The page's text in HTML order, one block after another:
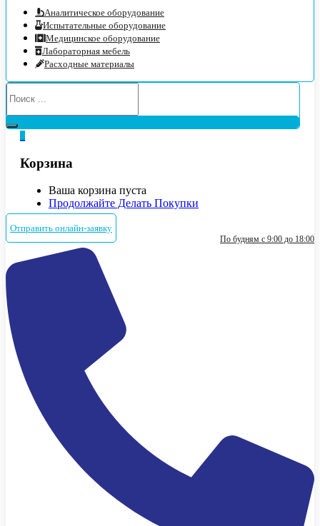
Аналитическое оборудование
Испытательные оборудование
Медицинское оборудование
Лабораторная мебель
Расходные материалы
Корзина
Ваша корзина пуста
Продолжайте Делать Покупки
Отправить онлайн-заявку
По будням с 9:00 до 18:00